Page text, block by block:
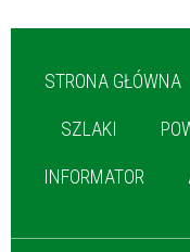
STRONA GŁÓWNA
SZLAKI
INFORMATOR